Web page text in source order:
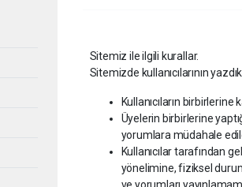
Sitemiz ile ilgili kurallar.
Sitemizde kullanıcılarının
Kullanıcıların birbirlerine
Üyelerin birbirlerine
yorumlara müdahale
Kullanıcılar tarafından
yönelimine, fiziksel